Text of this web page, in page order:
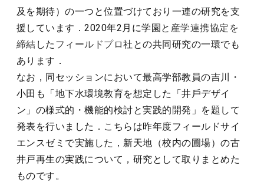
及を期待）の一つと位置づけており一連の研究を支
援しています．2020年2月に学園と 産学連携協定を
締結 した フィールドプロ社との共同研究の一環でも
あります．
なお，同セッションにおいて最高学部教員の吉川・
小田も「地下⽔環境教育を想定した「井⼾デザイ
ン」の様式的・機能的検討と実践的開発」を題して
発表を行いました．こちらは昨年度フィールドサイ
エンスゼミで実施した，新天地（校内の圃場）の古
井戸再生の実践について，研究として取りまとめた
ものです。